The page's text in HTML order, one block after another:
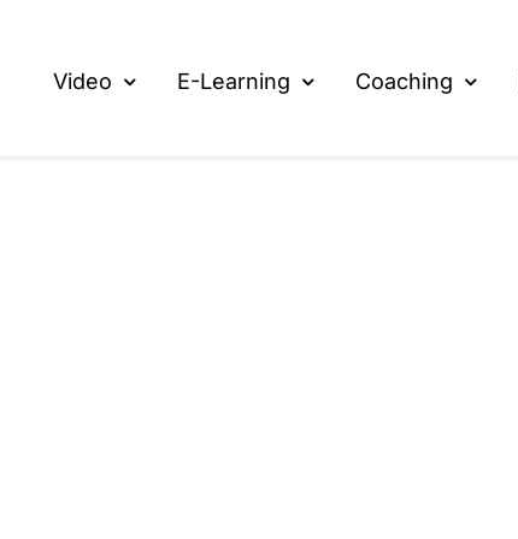
Video E-Learning Coaching